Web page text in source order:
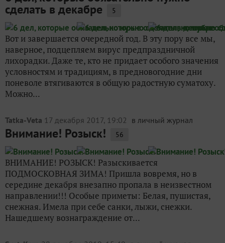
сделать в декабре 5
Вот и завершается очередной год. В эту пору все мы,
наверное, подцепляем вирус предпраздничной
лихорадки. Даже те, кто не придает особого значения
условностям и традициям, в предновогодние дни
поневоле втягиваются в общую радостную суматоху.
Можно...
Tatka-Veta 17 декабря 2017, 19:02 в личный журнал
Внимание! Розыск! 56
ВНИМАНИЕ! РОЗЫСК! Разыскивается
ПОДМОСКОВНАЯ ЗИМА! Пришла вовремя, но в
середине декабря внезапно пропала в неизвестном
направлении!!! Особые приметы: Белая, пушистая,
снежная. Имела при себе санки, лыжи, снежки.
Нашедшему вознаграждение от...